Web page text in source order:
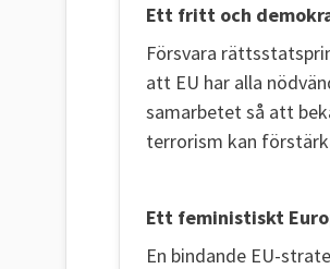
Ett fritt och
Försvara
att EU har alla
samarbetet så att
terrorism kan
Ett feministiskt
En bindande EU-